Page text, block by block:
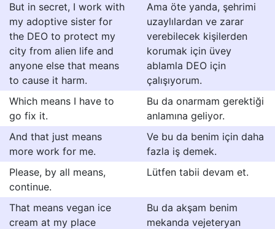
But in secret, I work with
my adoptive sister for
the DEO to protect my
city from alien life and
anyone else that means
to cause it harm.
Ama öte yanda, şehrimi
uzaylılardan ve zarar
verebilecek kişilerden
korumak için üvey
ablamla DEO için
çalışıyorum.
Which means I have to
go fix it.
Bu da onarmam gerektiği
anlamına geliyor.
And that just means
more work for me.
Ve bu da benim için daha
fazla iş demek.
Please, by all means,
continue.
Lütfen tabii devam et.
That means vegan ice
cream at my place
Bu da akşam benim
mekanda vejeteryan